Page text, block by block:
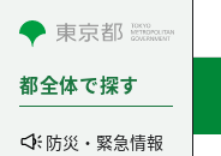
コンテンツにスキップ
都全体で探す
防災・緊急情報